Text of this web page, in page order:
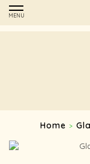
MENU
Home >